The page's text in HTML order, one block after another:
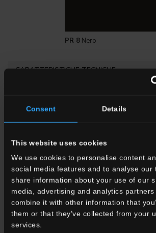
Consent Details
This website uses cookies
We use cookies to personalise content
social media features and to analyse our
share information about your use of our
media, advertising and analytics partners
combine it with other information that
them or that they’ve collected from your
services.
PR 8 Nero
CARATTERISTICHE TECNICHE
PR
Gres porcellanato smaltato
Gruppo Bla UNI EN 14411_G
MODERATE
8,5 mm
UNI EN ISO 10545.12: